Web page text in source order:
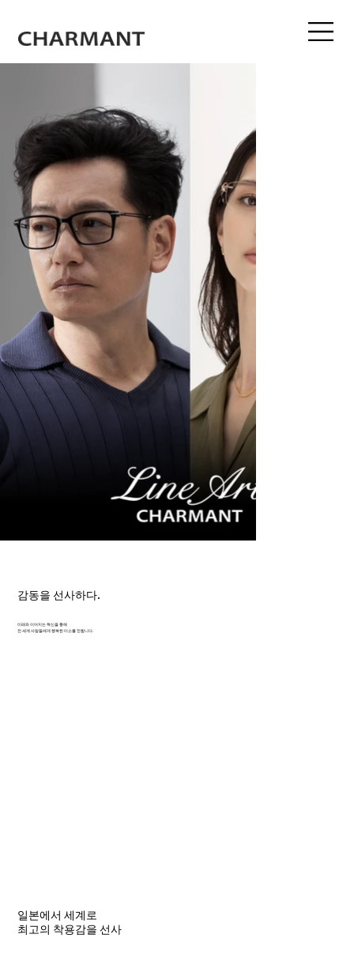
감동을 선사하다.
미래와 이어지는 혁신을 통해
전 세계 사람들에게 행복한 미소를 전합니다.
일본에서 세계로
최고의 착용감을 선사